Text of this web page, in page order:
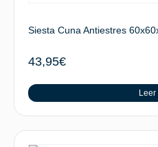
Siesta Cuna Antiestres
43,95€
Leer